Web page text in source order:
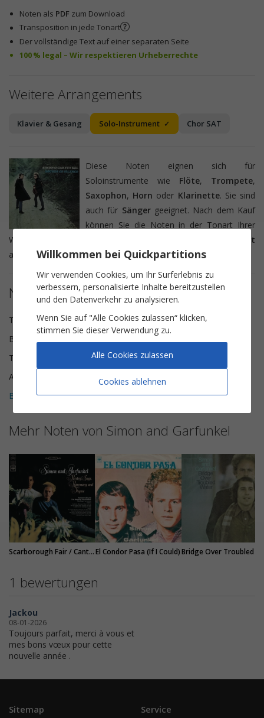
Noten als PDF zum Download
Transposition in jede Tonart
Der vollständige Text auf einer separaten Seite
100 % legal – Wir respektieren Urheberrechte
Weitere Arrangements
Klavier & Gesang Solo-Instrument Chor SAT
Diese Noten eignen sich für
Soloinstrumente wie Flöte, Trompete,
Saxophon, Horn oder Klarinette. Sie sind
auch für Sängergeeignet. Nach dem Kauf
können Sie die Noten in der Tonart Ihrer
Wahl ausdrucken oder direkt Ihr transponierendes
Instrument
auswählen.
Notendetails
Texte und Musik
Paul Simon
Besetzung
Solo-Instrument
Tonart
ees-Moll
Anzahl der Seiten
4
Bewertungen (1) 5
Mehr Noten von Simon and Garfunkel
Scarborough Fair / Canticle El Condor Pasa (If I Could)
1 bewertungen
Jackou
08-01-2026
Toujours parfait, merci à vous et
mes bons vœux pour cette
nouvelle année .
Sitemap Service
Willkommen bei Quickpartitions
Wir verwenden Cookies, um Ihr Surferlebnis zu
verbessern, personalisierte Inhalte bereitzustellen
und den Datenverkehr zu analysieren.
Wenn Sie auf "Alle Cookies zulassen“ klicken,
stimmen Sie dieser Verwendung zu.
Cookies ablehnen
Alle Cookies zulassen